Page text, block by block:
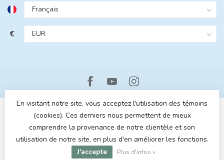
€
© Copyright 2026 MOM POP- Powered byLightspeed- Theme by
Dyvelopment
En visitant notre site, vous acceptez l'utilisation des témoins
(cookies). Ces derniers nous permettent de mieux
comprendre la provenance de notre clientèle et son
utilisation de notre site, en plus d'en améliorer les fonctions.
J'accepte
Plus d'infos »